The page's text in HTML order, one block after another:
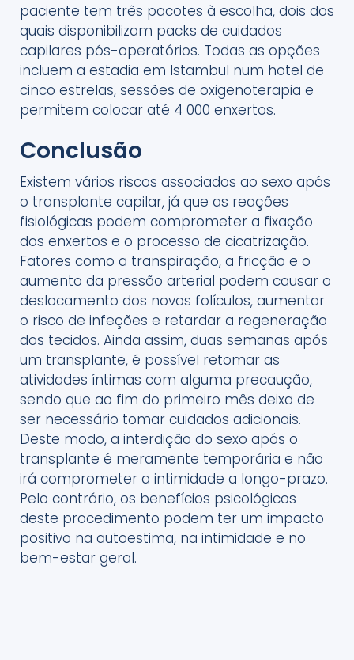
paciente tem três pacotes à escolha, dois dos
quais disponibilizam packs de cuidados
capilares pós-operatórios. Todas as opções
incluem a estadia em Istambul num hotel de
cinco estrelas, sessões de oxigenoterapia e
permitem colocar até 4 000 enxertos.
Conclusão
Existem vários riscos associados ao sexo após
o transplante capilar, já que as reações
fisiológicas podem comprometer a fixação
dos enxertos e o processo de cicatrização.
Fatores como a transpiração, a fricção e o
aumento da pressão arterial podem causar o
deslocamento dos novos folículos, aumentar
o risco de infeções e retardar a regeneração
dos tecidos. Ainda assim, duas semanas após
um transplante, é possível retomar as
atividades íntimas com alguma precaução,
sendo que ao fim do primeiro mês deixa de
ser necessário tomar cuidados adicionais.
Deste modo, a interdição do sexo após o
transplante é meramente temporária e não
irá comprometer a intimidade a longo-prazo.
Pelo contrário, os benefícios psicológicos
deste procedimento podem ter um impacto
positivo na autoestima, na intimidade e no
bem-estar geral.